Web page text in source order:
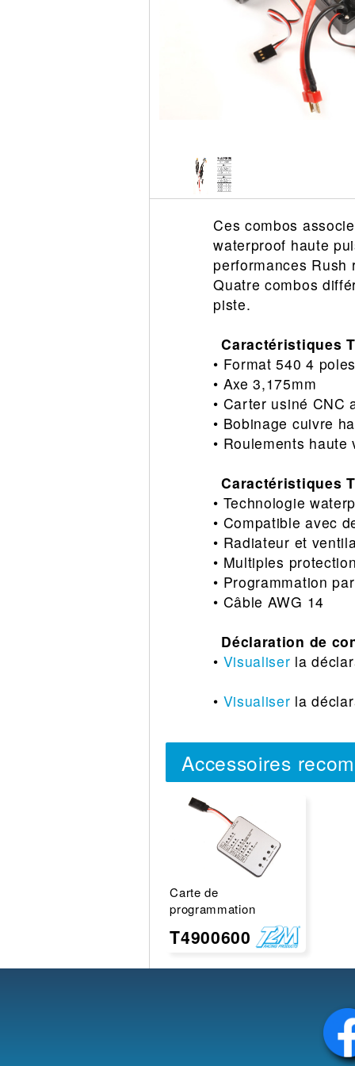
Vehicule
Catalogue
Accesoire
Ces combos
waterproof haute
performances
Quatre combos
piste.
Caractéristiques
• Format 540 4
• Axe 3,175mm
• Carter usiné CNC
• Bobinage cuivre
• Roulements haute
Caractéristiques
• Technologie
• Compatible avec
• Radiateur et
• Multiples
• Programmation
• Câble AWG 14
Déclaration de
• Visualiser la
• Visualiser la
Accessoires
Carte de
programmation
T4900600